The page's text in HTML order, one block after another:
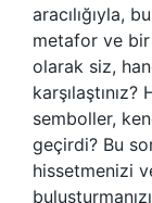
aracılığıyla,
metafor ve
olarak siz,
semboller,
geçirdi? Bu
hissetmenizi